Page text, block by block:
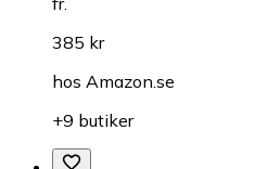
385 kr
hos Amazon.se
+9 butiker